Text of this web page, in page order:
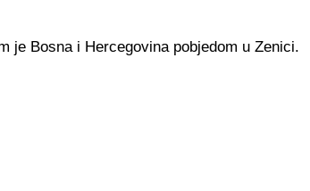
je Bosna i Hercegovina pobjedom u Zenici.